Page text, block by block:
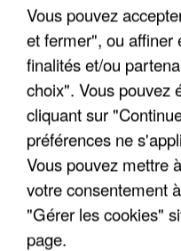
UN SECOND CADRE
INTERPELLÉ EN
Vous pouvez
et fermer", ou affiner
finalités et/ou
choix". Vous pouvez
cliquant sur
préférences ne
Vous pouvez mettre
votre consentement
"Gérer les cookies"
page.